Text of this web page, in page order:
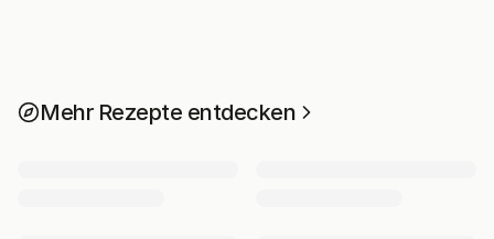
Mehr Rezepte entdecken